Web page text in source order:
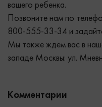
вашего ребенка.
Позвоните нам по
800-555-33-34 и
Мы также ждем вас в
западе Москвы: ул.
Комментарии